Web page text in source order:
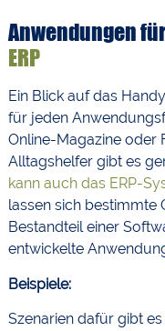
Anwendungen
ERP
Ein Blick auf das
für jeden
Online-Magazine oder
Alltagshelfer gibt es
kann auch das ERP-
lassen sich bestimmte
Bestandteil einer
entwickelte
Beispiele:
Szenarien dafür gibt